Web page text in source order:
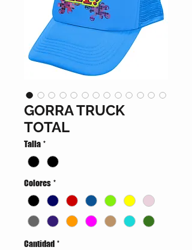
GORRA TRUCK
TOTAL
Talla *
Colores *
Cantidad *